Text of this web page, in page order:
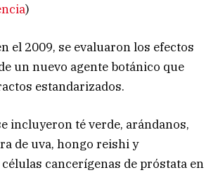
)
el 2009, se evaluaron los efectos
un nuevo agente botánico que
estandarizados.
incluyeron té verde, arándanos,
de uva, hongo reishi y
cancerígenas de próstata en